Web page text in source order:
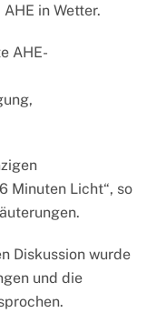
in Wetter.
AHE-
Minuten Licht“, so
Diskussion wurde
und die